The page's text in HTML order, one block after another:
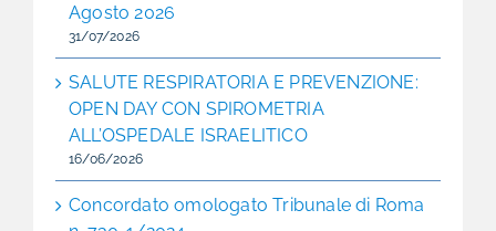
Agosto 2026
31/07/2026
SALUTE RESPIRATORIA E PREVENZIONE:
OPEN DAY CON SPIROMETRIA
ALL’OSPEDALE ISRAELITICO
16/06/2026
Concordato omologato Tribunale di Roma